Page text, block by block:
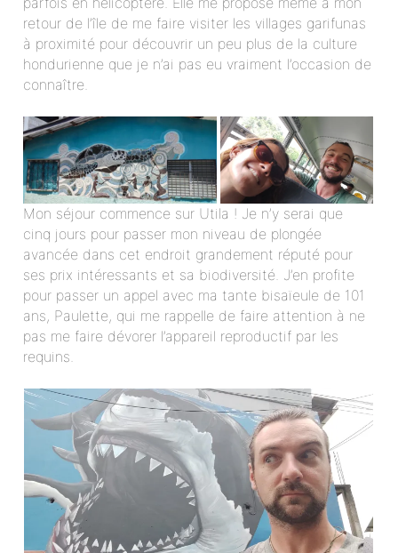
retour de l’île de me faire visiter les villages garifunas
à proximité pour découvrir un peu plus de la culture
hondurienne que je n’ai pas eu vraiment l’occasion de
connaître.
Mon séjour commence sur Utila ! Je n’y serai que
cinq jours pour passer mon niveau de plongée
avancée dans cet endroit grandement réputé pour
ses prix intéressants et sa biodiversité. J’en profite
pour passer un appel avec ma tante bisaïeule de 101
ans, Paulette, qui me rappelle de faire attention à ne
pas me faire dévorer l’appareil reproductif par les
requins.